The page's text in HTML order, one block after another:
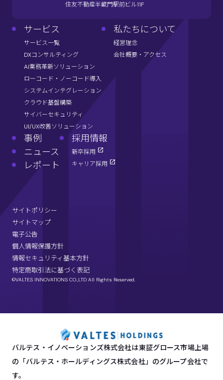
住友不動産半蔵門駅前ビル11F
サービス
サービス一覧
DXコンサルティング
AI業務革新ソリューション
ローコード・ノーコード導入
システムインテグレーション
クラウド基盤構築
サイバーセキュリティ
UI/UX改善ソリューション
私たちについて
経営理念
会社概要・アクセス
事例
ニュース
レポート
採用情報
新卒採用
キャリア採用
サイトポリシー
サイトマップ
電子公告
個人情報保護方針
情報セキュリティ基本方針
特定商取引法に基づく表記
©VALTES INNOVATIONS CO.,LTD All Rights Reserved.
バルテス・イノベーションズ株式会社は東証グロース市場上場
の「バルテス・ホールディングス株式会社」のグループ会社で
す。